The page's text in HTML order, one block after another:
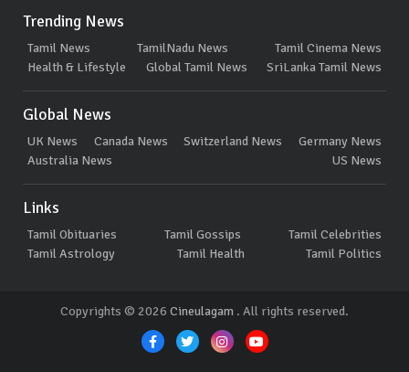
Trending News
Tamil News TamilNadu News
Tamil Cinema News
Health & Lifestyle
Global Tamil News SriLanka Tamil News
Global News
UK News Canada News Switzerland News
Germany News
Australia News
US News
Links
Tamil Obituaries Tamil Gossips
Tamil Celebrities
Tamil Astrology
Tamil Health Tamil Politics
Copyrights © 2026 Cineulagam . All rights reserved.